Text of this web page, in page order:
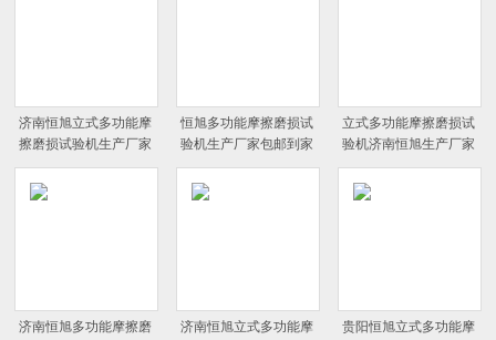
济南恒旭立式多功能摩
擦磨损试验机生产厂家
恒旭多功能摩擦磨损试
验机生产厂家包邮到家
立式多功能摩擦磨损试
验机济南恒旭生产厂家
济南恒旭多功能摩擦磨
济南恒旭立式多功能摩
贵阳恒旭立式多功能摩